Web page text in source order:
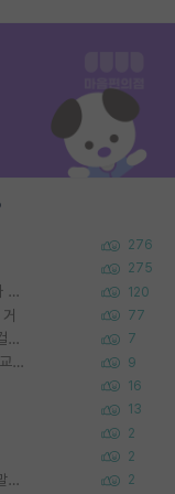
276
275
대학원생들 교수에게 가스라이팅 당한 것은 이해가 갑니다. 안타깝네요. 120
77
왜 후배가 못하는걸 교수님은 내 책임으로 돌리는걸까요? 7
SSH 박사과정을 그만두고 지방대 박사로 옮기면 교수의 꿈은 끝일까요? 9
16
13
2
2
타대학원 컨텍 준비중인데, 지도교수님께는 언제 말씀드려야 할까요? 2